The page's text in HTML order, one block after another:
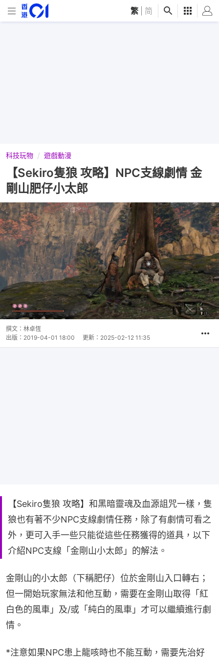
繁 简
科技玩物 遊戲動漫
【Sekiro隻狼 攻略】NPC支線劇情 金
剛山肥仔小太郎
撰文： 林卓恆
出版： 2019-04-01 18:00 更新： 2025-02-12 11:35
【Sekiro隻狼 攻略】和黑暗靈魂及血源詛咒一樣，隻
狼也有著不少NPC支線劇情任務，除了有劇情可看之
外，更可入手一些只能從這些任務獲得的道具，以下
介紹NPC支線「金剛山小太郎」的解法。
金剛山的小太郎（下稱肥仔）位於金剛山入口轉右；
但一開始玩家無法和他互動，需要在金剛山取得「紅
白色的風車」及/或「純白的風車」才可以繼續進行劇
情。
*注意如果NPC患上龍咳時也不能互動，需要先治好